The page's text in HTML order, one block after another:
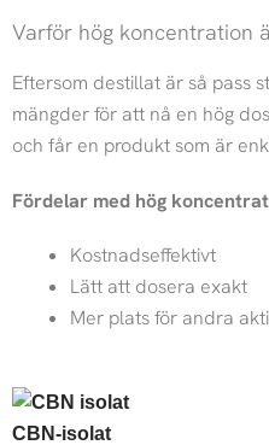
Varför hög koncentration
Eftersom destillat är så pass
mängder för att nå en hög
och får en produkt som är
Fördelar med hög
Kostnadseffektivt
Lätt att dosera exakt
Mer plats för andra
CBN-isolat